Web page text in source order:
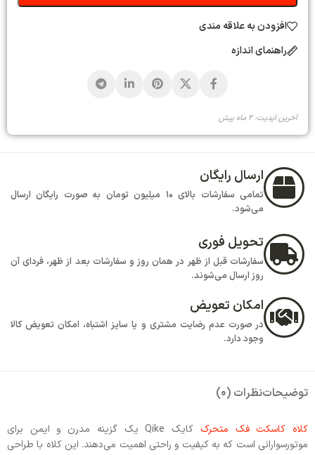
افزودن به علاقه مندی
راهنمای اندازه
آخرین آپدیت: 2 ماه پیش
ارسال رایگان
تمامی سفارشات بالای 10 میلیون تومان به صورت رایگان ارسال
می‌شود.
تحویل فوری
سفارشات قبل از ظهر در همان روز و سفارشات بعد از ظهر، فردای آن
روز ارسال می‌شوند.
امکان تعویض
در صورت عدم رضایت مشتری و یا سایز اشتباه، امکان تعویض کالا
وجود دارد.
توضیحاتنظرات (0)
کلاه کاسکت فک متحرک
کایک Qike یک گزینه مدرن و ایمن برای
موتورسوارانی است که به کیفیت و راحتی اهمیت می‌دهند. این کلاه با طراحی